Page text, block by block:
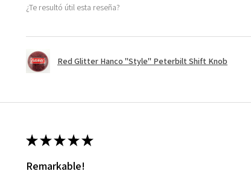
¿Te resultó útil esta reseña?
Red Glitter Hanco "Style" Peterbilt Shift Knob
★★★★★
Remarkable!